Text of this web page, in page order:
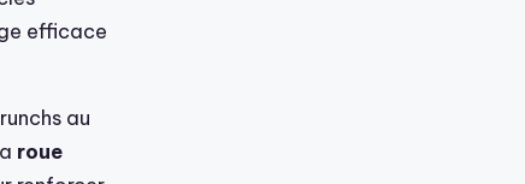
efficace
au
roue